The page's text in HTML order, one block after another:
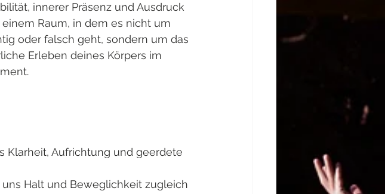
innerer Präsenz und Ausdruck
einem Raum, in dem es nicht um
oder falsch geht, sondern um das
Erleben deines Körpers im
Klarheit, Aufrichtung und geerdete
uns Halt und Beweglichkeit zugleich